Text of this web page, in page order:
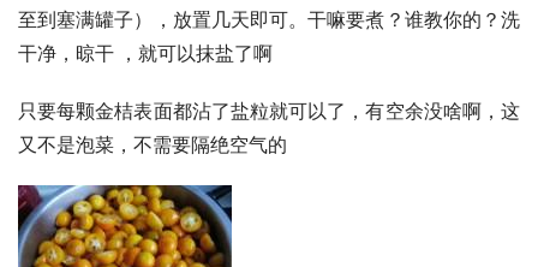
至到塞满罐子），放置几天即可。干嘛要煮？谁教你的？洗
干净，晾干 ，就可以抹盐了啊
只要每颗金桔表面都沾了盐粒就可以了，有空余没啥啊，这
又不是泡菜，不需要隔绝空气的